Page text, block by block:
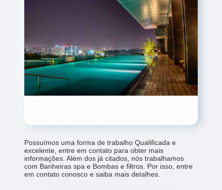
Possuímos uma forma de trabalho Qualificada e
excelente, entre em contato para obter mais
informações. Além dos já citados, nós trabalhamos
com Banheiras spa e Bombas e filtros. Por isso, entre
em contato conosco e saiba mais detalhes.